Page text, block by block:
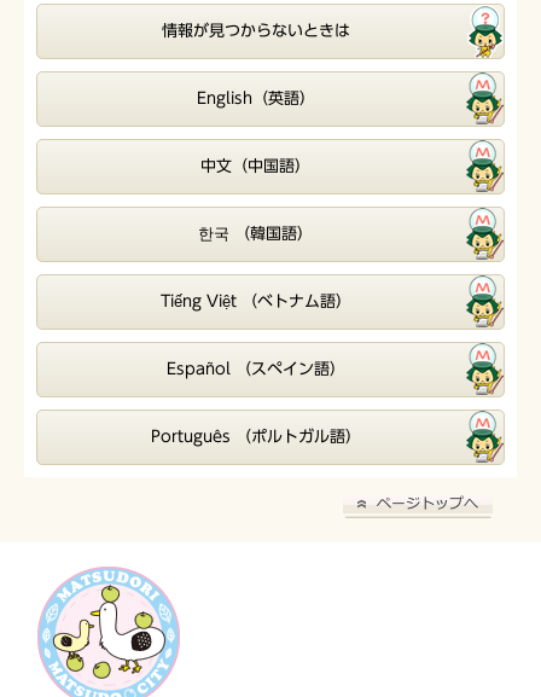
情報が見つからないときは
English（英語）
中文（中国語）
한국 （韓国語）
Tiếng Việt （ベトナム語）
Español （スペイン語）
Português （ポルトガル語）